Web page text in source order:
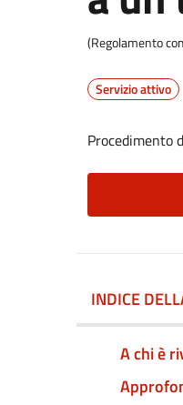
(Regolamento
Servizio attivo
Procedimento
INDICE
A chi è